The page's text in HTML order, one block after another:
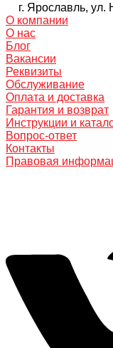
г. Ярославль, ул.
О компании
О нас
Блог
Вакансии
Реквизиты
Обслуживание
Оплата и доставка
Гарантия и возврат
Инструкции и
Вопрос-ответ
Контакты
Правовая